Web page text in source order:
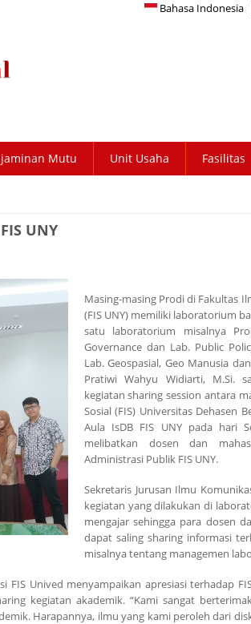
Bahasa Indonesia
Mutu Unit Usaha Fasilitas
UNY
Masing-masing Prodi di Fakultas
(FIS UNY) memiliki laboratorium
satu laboratorium misalnya
Governance dan Lab. Public
Lab. Geospasial, Geo Manusia
Pratiwi Wahyu Widiarti, M.Si.
kegiatan sharing session antara
Sosial (FIS) Universitas Dehasen
Aula IsDB FIS UNY pada hari
melibatkan dosen dan
Administrasi Publik FIS UNY.
Sekretaris Jurusan Ilmu
kegiatan yang dilakukan di
mengajar sehingga para dosen
dapat saling sharing informasi
misalnya tentang managemen
FIS Unived menyampaikan apresiasi terhadap
kegiatan akademik. “Kami sangat
Harapannya, ilmu yang kami peroleh dari